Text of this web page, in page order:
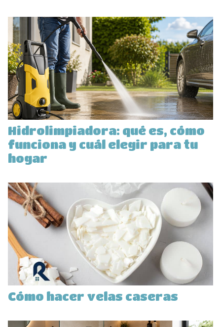
Hidrolimpiadora: qué es, cómo
funciona y cuál elegir para tu
hogar
Cómo hacer velas caseras